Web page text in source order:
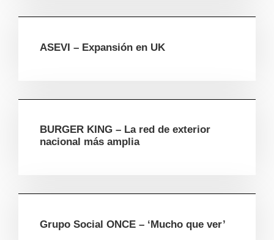
ASEVI – Expansión en UK
BURGER KING – La red de exterior
nacional más amplia
Grupo Social ONCE – ‘Mucho que ver’